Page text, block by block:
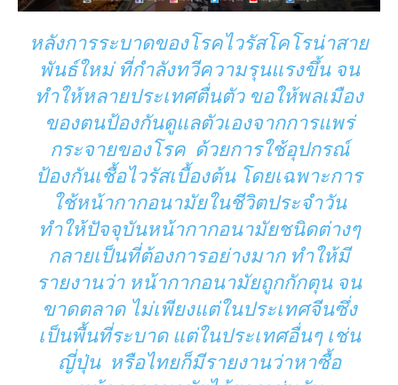
หลังการระบาดของโรคไวรัสโคโรน่าสาย
พันธ์ใหม่ ที่กำลังทวีความรุนแรงขึ้น จน
ทำให้หลายประเทศตื่นตัว ขอให้พลเมือง
ของตนป้องกันดูแลตัวเองจากการแพร่
กระจายของโรค ด้วยการใช้อุปกรณ์
ป้องกันเชื้อไวรัสเบื้องต้น โดยเฉพาะการ
ใช้หน้ากากอนามัยในชีวิตประจำวัน
ทำให้ปัจจุบันหน้ากากอนามัยชนิดต่างๆ
กลายเป็นที่ต้องการอย่างมาก ทำให้มี
รายงานว่า หน้ากากอนามัยถูกกักตุน จน
ขาดตลาด ไม่เพียงแต่ในประเทศจีนซึ่ง
เป็นพื้นที่ระบาด แต่ในประเทศอื่นๆ เช่น
ญี่ปุ่น หรือไทยก็มีรายงานว่าหาซื้อ